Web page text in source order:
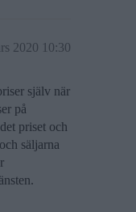
2020 10:30
själv när
på
priset och
säljarna